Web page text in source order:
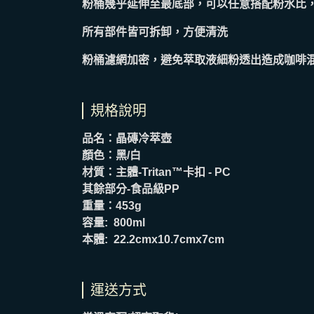
粉桶幾乎延伸至最底部，可以任意搭配粉水比
所有部件皆可拆卸，方便清洗
粉桶濾網加密，避免萃取液細粉透出造成咖啡
規格說明
品名：晶磚冷萃壺
顏色：黑/白
材質：主體-Tritan™卡扣 - PC
其餘部分-食品級PP
重量：453g
容量: 800ml
本體: 22.2cmx10.7cmx7cm
運送方式